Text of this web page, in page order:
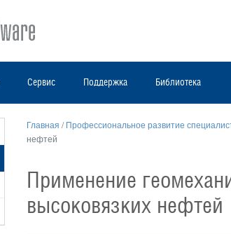
Сервис Поддержка Библиотека
Главная /Профессиональное развитие
нефтей
Применение
высоковязких нефтей